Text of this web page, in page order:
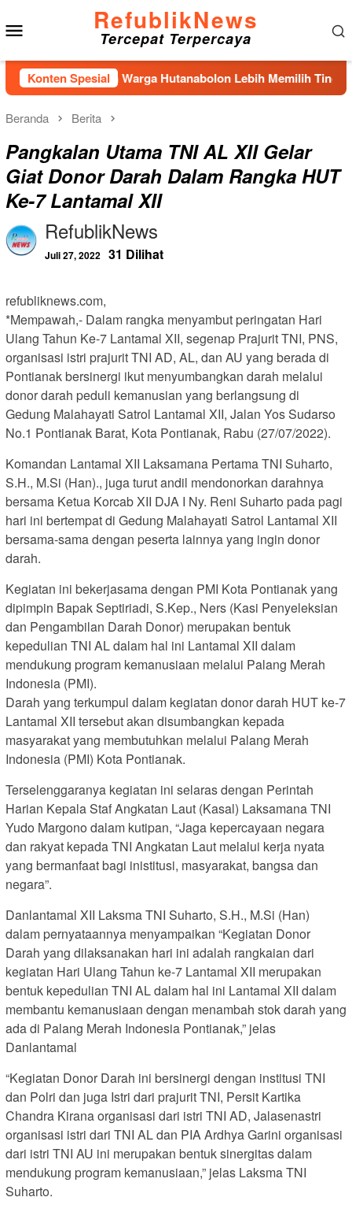
ke
konten
RefublikNews
Tercepat Terpercaya
Konten SpesialWarga Hutanabolon Lebih Memilih Tinggal di
Beranda Berita
Pangkalan Utama TNI AL XII Gelar
Giat Donor Darah Dalam Rangka HUT
Ke-7 Lantamal XII
RefublikNews
Juli 27, 2022 31 Dilihat
refubliknews.com,
*Mempawah,- Dalam rangka menyambut peringatan Hari
Ulang Tahun Ke-7 Lantamal XII, segenap Prajurit TNI, PNS,
organisasi istri prajurit TNI AD, AL, dan AU yang berada di
Pontianak bersinergi ikut menyumbangkan darah melalui
donor darah peduli kemanusian yang berlangsung di
Gedung Malahayati Satrol Lantamal XII, Jalan Yos Sudarso
No.1 Pontianak Barat, Kota Pontianak, Rabu (27/07/2022).
Komandan Lantamal XII Laksamana Pertama TNI Suharto,
S.H., M.Si (Han)., juga turut andil mendonorkan darahnya
bersama Ketua Korcab XII DJA I Ny. Reni Suharto pada pagi
hari ini bertempat di Gedung Malahayati Satrol Lantamal XII
bersama-sama dengan peserta lainnya yang ingin donor
darah.
Kegiatan ini bekerjasama dengan PMI Kota Pontianak yang
dipimpin Bapak Septiriadi, S.Kep., Ners (Kasi Penyeleksian
dan Pengambilan Darah Donor) merupakan bentuk
kepedulian TNI AL dalam hal ini Lantamal XII dalam
mendukung program kemanusiaan melalui Palang Merah
Indonesia (PMI).
Darah yang terkumpul dalam kegiatan donor darah HUT ke-7
Lantamal XII tersebut akan disumbangkan kepada
masyarakat yang membutuhkan melalui Palang Merah
Indonesia (PMI) Kota Pontianak.
Terselenggaranya kegiatan ini selaras dengan Perintah
Harian Kepala Staf Angkatan Laut (Kasal) Laksamana TNI
Yudo Margono dalam kutipan, “Jaga kepercayaan negara
dan rakyat kepada TNI Angkatan Laut melalui kerja nyata
yang bermanfaat bagi inistitusi, masyarakat, bangsa dan
negara”.
Danlantamal XII Laksma TNI Suharto, S.H., M.Si (Han)
dalam pernyataannya menyampaikan “Kegiatan Donor
Darah yang dilaksanakan hari ini adalah rangkaian dari
kegiatan Hari Ulang Tahun ke-7 Lantamal XII merupakan
bentuk kepedulian TNI AL dalam hal ini Lantamal XII dalam
membantu kemanusiaan dengan menambah stok darah yang
ada di Palang Merah Indonesia Pontianak,” jelas
Danlantamal
“Kegiatan Donor Darah ini bersinergi dengan institusi TNI
dan Polri dan juga Istri dari prajurit TNI, Persit Kartika
Chandra Kirana organisasi dari istri TNI AD, Jalasenastri
organisasi istri dari TNI AL dan PIA Ardhya Garini organisasi
dari istri TNI AU ini merupakan bentuk sinergitas dalam
mendukung program kemanusiaan,” jelas Laksma TNI
Suharto.